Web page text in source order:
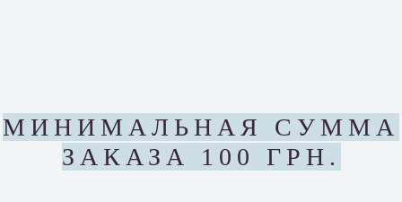
МИНИМАЛЬНАЯ СУММА
ЗАКАЗА 100 ГРН.